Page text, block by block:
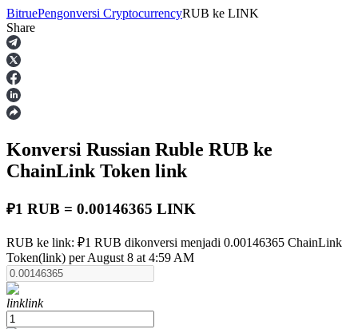
Berjangka
USDT Berjangka
Kontrak berjangka menggunakan USDT sebagai jaminannya
BitruePengonversi CryptocurrencyRUB ke LINK
Share
Konversi Russian Ruble RUB ke
ChainLink Token link
₽1 RUB = 0.00146365 LINK
RUB ke link: ₽1 RUB dikonversi menjadi 0.00146365 ChainLink
Token(link) per August 8 at 4:59 AM
linklink